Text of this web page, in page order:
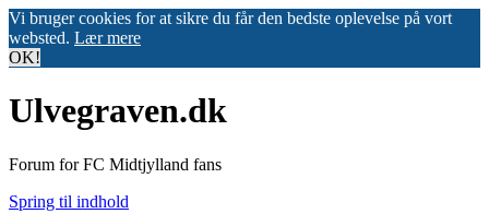
Vi bruger cookies for at sikre du får den bedste oplevelse på vort
websted. Lær mere
OK!
Ulvegraven.dk
Forum for FC Midtjylland fans
Spring til indhold